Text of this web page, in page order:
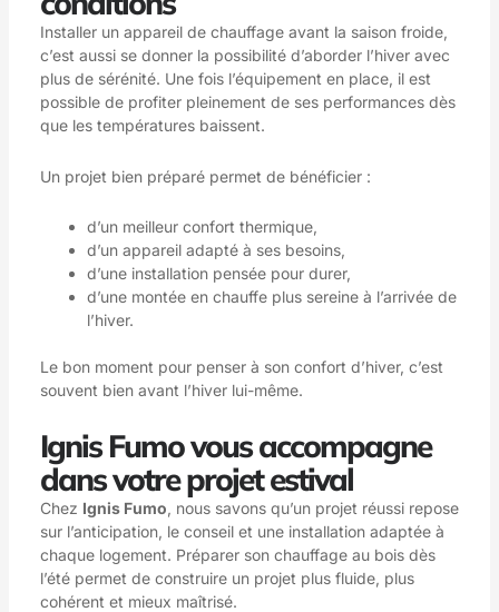
Installer un appareil de chauffage avant la saison froide,
c’est aussi se donner la possibilité d’aborder l’hiver avec
plus de sérénité. Une fois l’équipement en place, il est
possible de profiter pleinement de ses performances dès
que les températures baissent.
Un projet bien préparé permet de bénéficier :
d’un meilleur confort thermique,
d’un appareil adapté à ses besoins,
d’une installation pensée pour durer,
d’une montée en chauffe plus sereine à l’arrivée de
l’hiver.
Le bon moment pour penser à son confort d’hiver, c’est
souvent bien avant l’hiver lui-même.
Ignis Fumo vous accompagne
dans votre projet estival
Chez Ignis Fumo, nous savons qu’un projet réussi repose
sur l’anticipation, le conseil et une installation adaptée à
chaque logement. Préparer son chauffage au bois dès
l’été permet de construire un projet plus fluide, plus
cohérent et mieux maîtrisé.